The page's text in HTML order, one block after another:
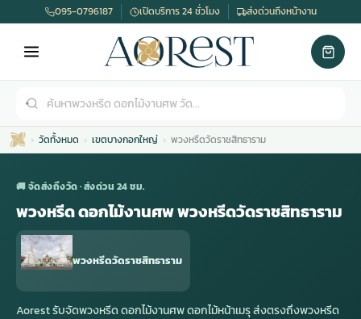
ดอกไม้หน้าศพ
ดอกไม้จัดงานศพ
พวงหรีด กรุงเทพ
พวงหรีดราคา
าเมรุ
ไม้งานแต่ง
ม้งานแต่ง ราคา
พวงหรีดพัดลม
พวงหรีดพัดลม ราคา
รับจัดงานศพ
รับจัดงานศพ ราคา
095-0796187 เปิดบริการ 24 ชั่วโมง ส่งด่วนถึงหน้างาน
วัดทั้งหมด เขตบางกอกใหญ่ พวงหรีดวัดราชสิทธาราม
🚚 จัดส่งถึงวัด · ส่งด่วน 24 ชม.
พวงหรีด ดอกไม้งานศพ พวงหรีดวัดราชสิทธาราม
พวงหรีดวัดราชสิทธาราม
Aorest รับจัดพวงหรีด ดอกไม้งานศพ ดอกไม้หน้าเมรุ ส่งตรงถึงพวงหรีด